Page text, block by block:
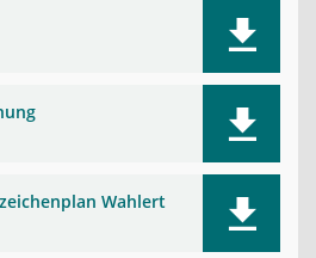
Wahlert